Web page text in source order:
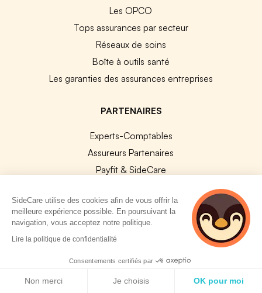
Les OPCO
Tops assurances par secteur
Réseaux de soins
Boîte à outils santé
Les garanties des assurances entreprises
PARTENAIRES
Experts-Comptables
Assureurs Partenaires
Payfit & SideCare
Nibelis & SideCare
Livi & SideCare
Lianeli & SideCare
API & INTEGRATIONS
API SideCare
SideCare utilise des cookies afin de vous offrir la
meilleure expérience possible. En poursuivant la
navigation, vous acceptez notre politique.
Lire la politique de confidentialité
Consentements certifiés par
Non merci Je choisis OK pour moi
2 personnes
consultent
actuellement cette